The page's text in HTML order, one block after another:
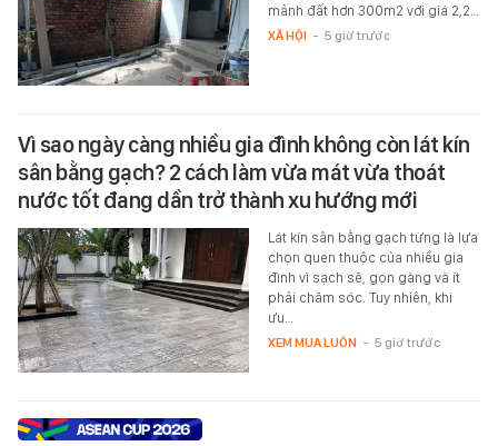
mảnh đất hơn 300m2 với giá 2,2…
XÃ HỘI - 5 giờ trước
Vì sao ngày càng nhiều gia đình không còn lát kín
sân bằng gạch? 2 cách làm vừa mát vừa thoát
nước tốt đang dần trở thành xu hướng mới
Lát kín sân bằng gạch từng là lựa
chọn quen thuộc của nhiều gia
đình vì sạch sẽ, gọn gàng và ít
phải chăm sóc. Tuy nhiên, khi
ưu…
XEM MUA LUÔN - 5 giờ trước